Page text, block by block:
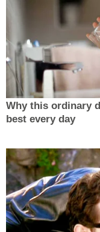
Why this ordinary
best every day